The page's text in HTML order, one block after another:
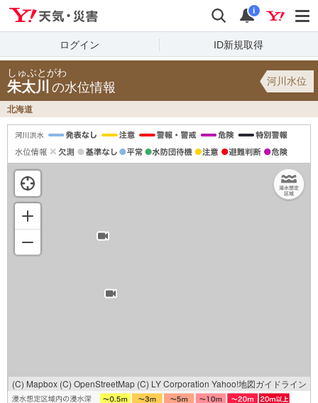
検索 通知
i
ログイン ID新規取得
しゅぶとがわ
朱太川 の水位情報 河川水位
北海道
(C) Mapbox (C) OpenStreetMap (C) LY Corporation Yahoo!地図ガイドライン